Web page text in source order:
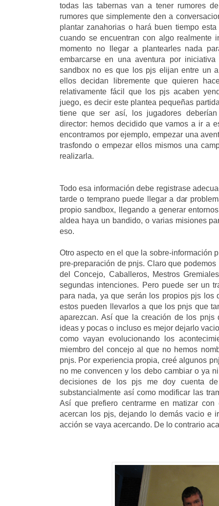
todas las tabernas van a tener rumores
rumores que simplemente den a
plantar zanahorias o hará buen tiempo
cuando se encuentran con algo realmente
momento no llegar a plantearles nada
embarcarse en una aventura por
sandbox no es que los pjs elijan entre un
ellos decidan libremente que quieren
relativamente fácil que los pjs acaben
juego, es decir este plantea pequeñas
tiene que ser así, los jugadores
director: hemos decidido que vamos a ir a
encontramos por ejemplo, empezar una
trasfondo o empezar ellos mismos una
realizarla.
Todo esa información debe registrase
tarde o temprano puede llegar a dar
propio sandbox, llegando a generar
aldea haya un bandido, o varias misiones
eso.
Otro aspecto en el que la sobre-información
pre-preparación de pnjs. Claro que
del Concejo, Caballeros, Mestros
segundas intenciones. Pero puede ser un
para nada, ya que serán los propios pjs los
estos pueden llevarlos a que los pnjs que
aparezcan. Así que la creación de los
ideas y pocas o incluso es mejor dejarlo
como vayan evolucionando los
miembro del concejo al que no hemos
pnjs. Por experiencia propia, creé algunos
no me convencen y los debo cambiar o ya
decisiones de los pjs me doy cuenta
substancialmente así como modificar las
Así que prefiero centrarme en matizar
acercan los pjs, dejando lo demás vacio e
acción se vaya acercando. De lo contrario